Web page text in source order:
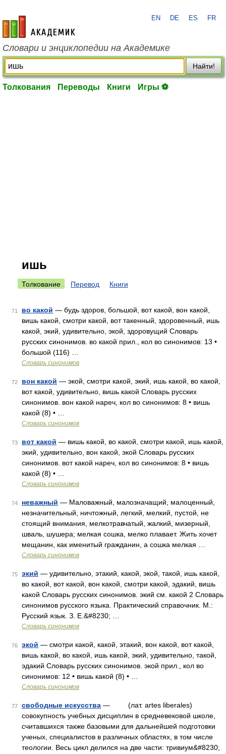
academic.ru
EN DE ES FR
Словари и энциклопедии на Академике
Найти!
Толкования Переводы Книги Игры ⚽
ишь
Толкование Перевод Книги
71 во какой — будь здоров, большой, вот какой, вон какой,
вишь какой, смотри какой, вот такенный, здоровенный, ишь
какой, экий, удивительно, экой, здоровущий Словарь
русских синонимов. во какой прил., кол во синонимов: 13 •
большой (116) …
Словарь синонимов
72 вон какой — экой, смотри какой, экий, ишь какой, во какой,
вот какой, удивительно, вишь какой Словарь русских
синонимов. вон какой нареч, кол во синонимов: 8 • вишь
какой (8) • …
Словарь синонимов
73 вот какой — вишь какой, во какой, смотри какой, ишь какой,
экий, удивительно, вон какой, экой Словарь русских
синонимов. вот какой нареч, кол во синонимов: 8 • вишь
какой (8) • …
Словарь синонимов
74 неважный — Маловажный, малозначащий, малоценный,
незначительный, ничтожный, легкий, мелкий, пустой, не
стоящий внимания, мелкотравчатый, жалкий, мизерный,
шваль, шушера; мелкая сошка, мелко плавает. Жить хочет
мещанин, как именитый гражданин, а сошка мелкая …
Словарь синонимов
75 экий — удивительно, этакий, какой, экой, такой, ишь какой,
во какой, вот какой, вон какой, смотри какой, эдакий, вишь
какой Словарь русских синонимов. экий см. какой 2 Словарь
синонимов русского языка. Практический справочник. М.:
Русский язык. З. Е.&#8230; …
Словарь синонимов
76 экой — смотри какой, какой, этакий, вон какой, вот какой,
вишь какой, во какой, ишь какой, экий, удивительно, такой,
эдакий Словарь русских синонимов. экой прил., кол во
синонимов: 12 • вишь какой (8) • …
Словарь синонимов
77 свободные искусства — (лат. artes liberales)
совокупность учебных дисциплин в средневековой школе,
считавшихся также базовыми для дальнейшей подготовки
ученых, специалистов в различных областях, в том числе
теологии. Весь цикл делился на две части: тривиум&#8230;